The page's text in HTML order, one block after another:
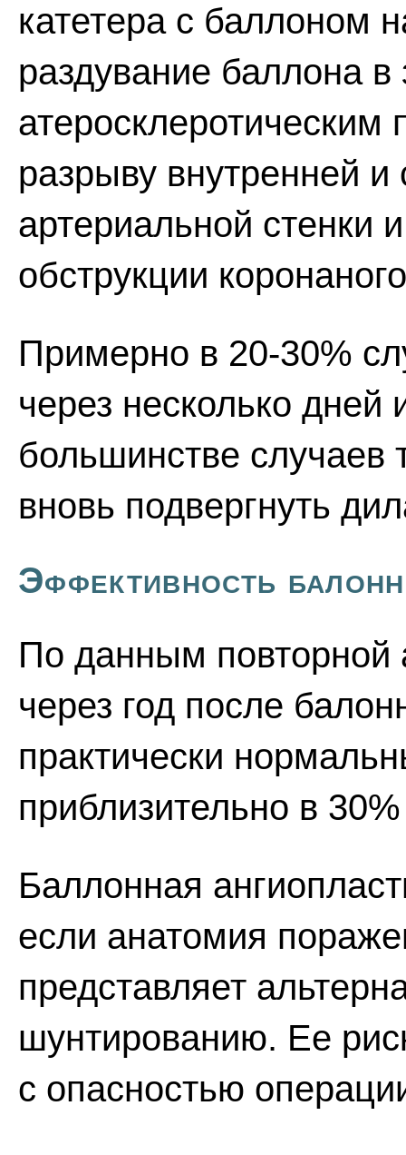
катетера с баллоном
раздувание баллона
разрыву внутренней и
артериальной стенки
обструкции
Примерно в 20-30%
через несколько дней
большинстве случаев
вновь подвергнуть
Эффективность
По данным повторной
через год после
практически
приблизительно в
Баллонная
если анатомия
представляет
шунтированию. Ее
с опасностью